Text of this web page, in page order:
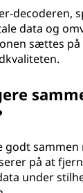
decoderen,
data og
sættes
godt
på at
under